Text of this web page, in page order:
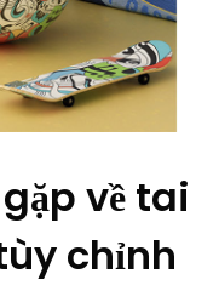
về tai
chỉnh